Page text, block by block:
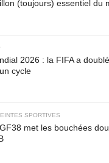
(toujours) essentiel du
2026 : la FIFA a
cycle
SPORTIVES
met les bouchées